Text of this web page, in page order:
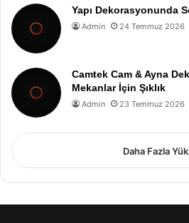
Yapı Dekorasyonunda
Admin 24 Temmuz 2026
Camtek Cam & Ayna
Mekanlar İçin Şıklık
Admin 23 Temmuz 2026
Daha Fazla